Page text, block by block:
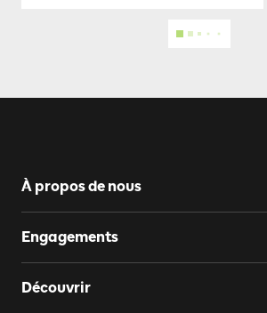
À propos de nous
Engagements
Découvrir